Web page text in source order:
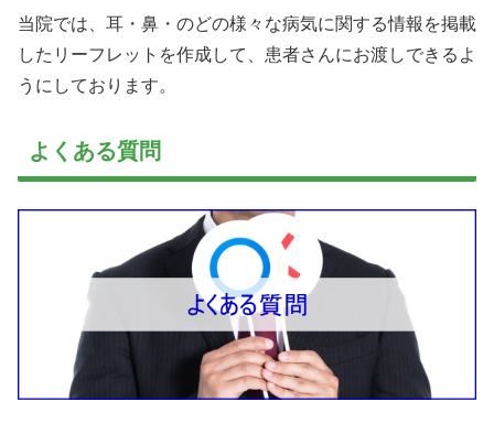
当院では、耳・鼻・のどの様々な病気に関する情報を掲載
したリーフレットを作成して、患者さんにお渡しできるよ
うにしております。
よくある質問